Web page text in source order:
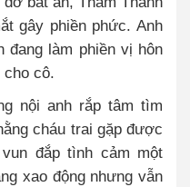
gây phiền phức. Anh
đang làm phiền vị hôn
cho cô.
nội anh rắp tâm tìm
cháu trai gặp được
đắp tình cảm một
xao động nhưng vẫn